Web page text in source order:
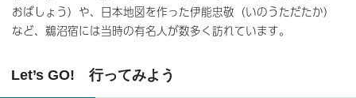
おばしょう）や、日本地図を作った伊能忠敬（いのうただたか）
など、鵜沼宿には当時の有名人が数多く訪れています。
Let’s GO! 行ってみよう